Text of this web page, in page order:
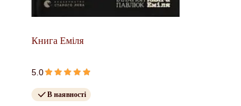
Книга Еміля
5.0
В наявності